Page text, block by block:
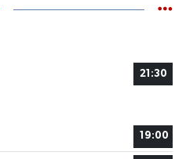
21:30
19:00